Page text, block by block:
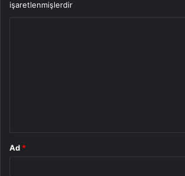
işaretlenmişlerdir
Ad *